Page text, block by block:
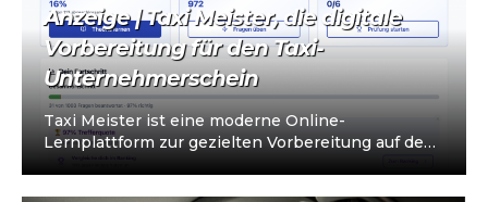
Anzeige | Taxi Meister, die digitale
Vorbereitung für den Taxi-
Unternehmerschein
Taxi Meister ist eine moderne Online-
Lernplattform zur gezielten Vorbereitung auf den